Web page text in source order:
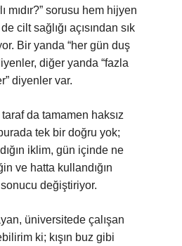
mıdır?” sorusu hem hijyen
cilt sağlığı açısından sık
Bir yanda “her gün duş
diğer yanda “fazla
diyenler var.
da tamamen haksız
tek bir doğru yok;
iklim, gün içinde ne
ve hatta kullandığın
değiştiriyor.
üniversitede çalışan
ki; kışın buz gibi